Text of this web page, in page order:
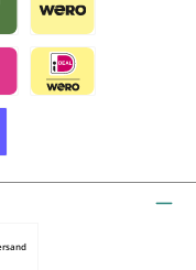
by mollie
Wero